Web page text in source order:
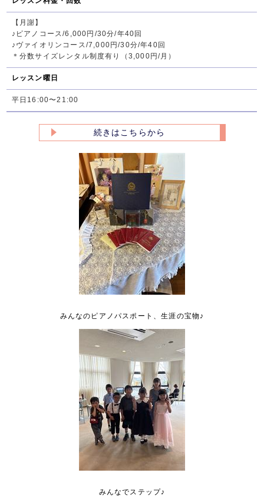
【月謝】
♪ピアノコース/6,000円/30分/年40回
♪ヴァイオリンコース/7,000円/30分/年40回
＊分数サイズレンタル制度有り（3,000円/月）
レッスン曜日
平日16:00〜21:00
続きはこちらから
みんなのピアノパスポート、生涯の宝物♪
みんなでステップ♪